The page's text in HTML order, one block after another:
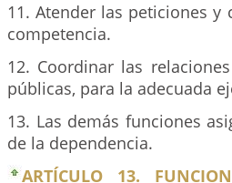
11. Atender las peticiones
competencia.
12. Coordinar las
públicas, para la adecuada
13. Las demás funciones
de la dependencia.
ARTÍCULO 13.